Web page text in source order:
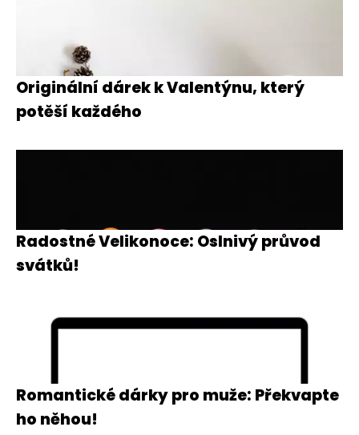
Originální dárek k Valentýnu, který
potěší každého
Radostné Velikonoce: Oslnivý průvod
svátků!
Romantické dárky pro muže: Překvapte
ho něhou!